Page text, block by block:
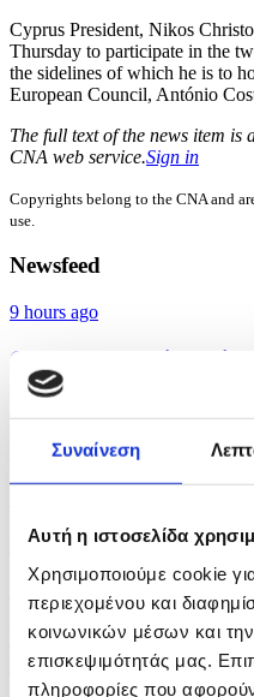
Συναίνεση
Αυτή η ιστοσελίδα
Χρησιμοποιούμε cookie
περιεχομένου και
κοινωνικών μέσων και
επισκεψιμότητάς μας.
πληροφορίες που
Cyprus President, Nikos
Thursday to participate in the
the sidelines of which he is to
European Council, António
The full text of the news item is
CNA web service.Sign in
Copyrights belong to the CNA and
use.
Newsfeed
9 hours ago
Government to intensify
Cyprus-Greece
High temperatures and
17 hours ago
Police on full alert
holiday...